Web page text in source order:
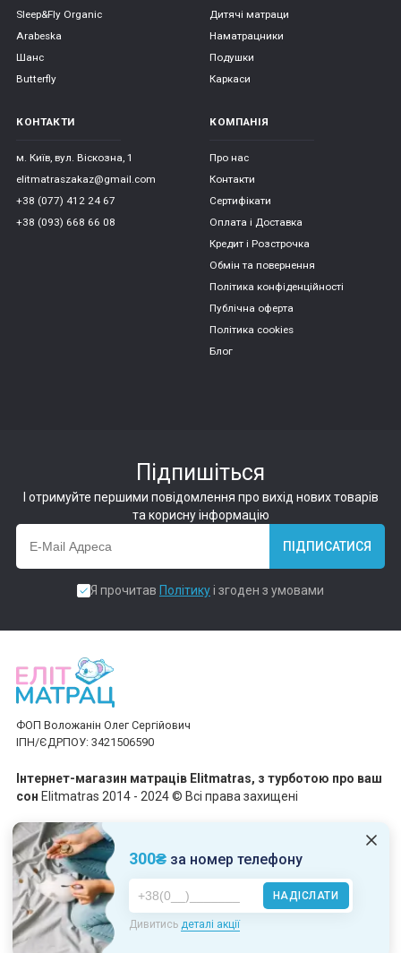
300₴за номер телефону
НАДІСЛАТИ
Дивитись деталі акції
Sleep&Fly Organic
Arabeska
Шанс
Butterfly
Дитячі матраци
Наматрацники
Подушки
Каркаси
КОНТАКТИ
м. Київ, вул. Віскозна, 1
elitmatraszakaz@gmail.com
+38 (077) 412 24 67
+38 (093) 668 66 08
КОМПАНІЯ
Про нас
Контакти
Сертифікати
Оплата і Доставка
Кредит і Розстрочка
Обмін та повернення
Політика конфіденційності
Публічна оферта
Політика cookies
Блог
Підпишіться
І отримуйте першими повідомлення про вихід нових товарів
та корисну інформацію
ПІДПИСАТИСЯ
Я прочитав Політикуі згоден з умовами
ФОП Воложанін Олег Сергійович
ІПН/ЄДРПОУ: 3421506590
Інтернет-магазин матраців Elitmatras, з турботою про ваш
сон Elitmatras 2014 - 2024 © Всі права захищені
Приймаємо платежі
Пн-Пт: 10:00 - 19:00
Сб-Нд: 10:00 - 17:00